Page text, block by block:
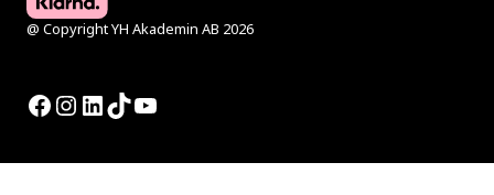
@ Copyright YH Akademin AB 2026
Facebook
Instagram
LinkedIn
TikTok
YouTube